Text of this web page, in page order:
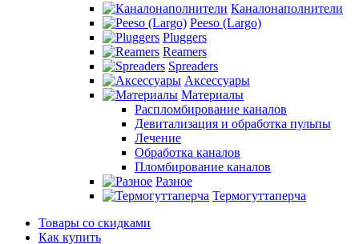
Каналонаполнители
Peeso (Largo)
Pluggers
Reamers
Spreaders
Аксессуары
Материалы
Распломбирование каналов
Девитализация и обработка пульпы
Лечение
Обработка каналов
Пломбирование каналов
Разное
Термогуттаперча
Товары со скидками
Как купить